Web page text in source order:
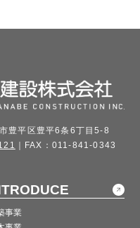
豊平区豊平6条6丁目5-8
｜FAX：011-841-0343
事業